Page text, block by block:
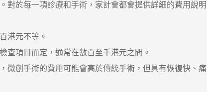
於每一項診療和手術，家計會都會提供詳細的費用說
港元不等。
項目而定，通常在數百至千港元之間。
創手術的費用可能會高於傳統手術，但具有恢復快、